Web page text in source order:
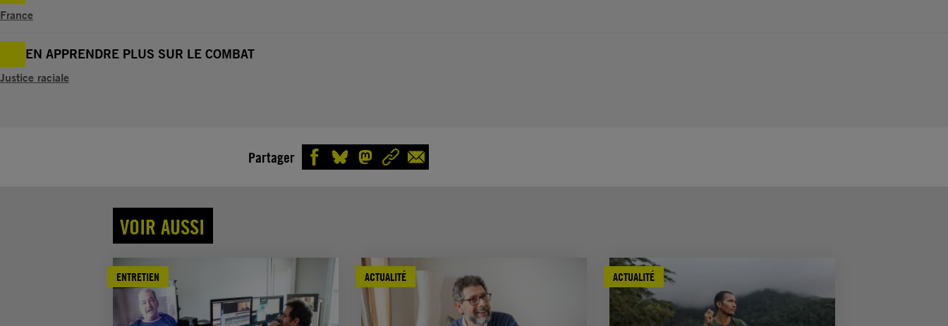
France
EN APPRENDRE PLUS SUR LE COMBAT
Justice raciale
Partager
VOIR AUSSI
ENTRETIEN ACTUALITÉ ACTUALITÉ